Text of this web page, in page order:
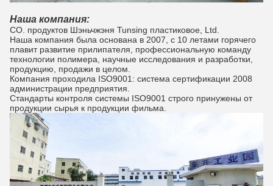
Наша компания:
CO. продуктов Шэньчжэня Tunsing пластиковое, Ltd.
Наша компания была основана в 2007, с 10 летами горячего
плавит развитие прилипателя, профессиональную команду
технологии полимера, научные исследования и разработки,
продукцию, продажи в целом.
Компания проходила ISO9001: система сертификации 2008
администрации предприятия.
Стандарты контроля системы ISO9001 строго принужены от
продукции сырья к продукции фильма.